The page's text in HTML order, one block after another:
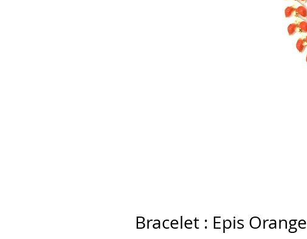
Bracelet : Epis Orange